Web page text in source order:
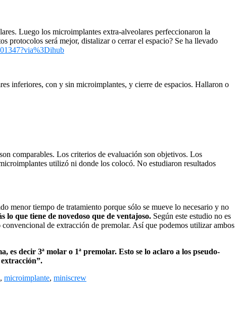
Luego los microimplantes extra-alveolares perfeccionaron la
protocolos será mejor, distalizar o cerrar el espacio? Se ha llevado
inferiores, con y sin microimplantes, y cierre de espacios. Hallaron o
comparables. Los criterios de evaluación son objetivos. Los
utilizó ni donde los colocó. No estudiaron resultados
menor tiempo de tratamiento porque sólo se mueve lo necesario y no
lo que tiene de novedoso que de ventajoso. Según este estudio no es
de extracción de premolar. Así que podemos utilizar ambos
es decir 3ª molar o 1ª premolar. Esto se lo aclaro a los pseudo-
, microimplante, miniscrew